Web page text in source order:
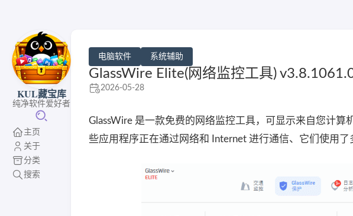
KUL藏宝库
纯净软件爱好者
主页
关于
分类
搜索
电脑软件 系统辅助
GlassWire Elite(网络监控工具)
2026-05-28
GlassWire 是一款免费的网络监控工具，可显示来自您计
些应用程序正在通过网络和 Internet 进行通信、它们使用了